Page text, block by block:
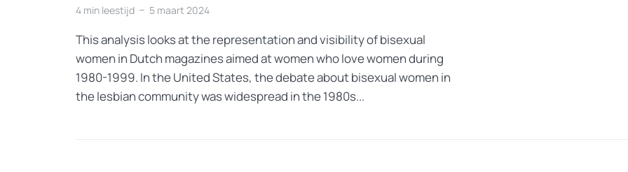
4 min leestijd 5 maart 2024
This analysis looks at the representation and visibility of bisexual
women in Dutch magazines aimed at women who love women during
1980-1999. In the United States, the debate about bisexual women in
the lesbian community was widespread in the 1980s...